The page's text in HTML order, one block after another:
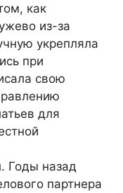
как
из-за
укрепляла
при
свою
для
Годы назад
партнера